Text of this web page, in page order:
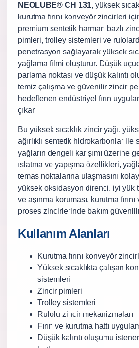
NEOLUBE® CH 131, yüksek
kurutma fırını konveyör zincirleri
premium sentetik harman bazlı
pimleri, trolley sistemleri ve
penetrasyon sağlayarak yüksek
yağlama filmi oluşturur. Düşük
parlama noktası ve düşük kalıntı
temiz çalışma ve güvenilir zincir
hedeflenen endüstriyel fırın
çıkar.
Bu yüksek sıcaklık zincir yağı,
ağırlıklı sentetik hidrokarbonlar ile
yağların dengeli karışımı üzerine
ıslatma ve yapışma özellikleri,
temas noktalarına ulaşmasını
yüksek oksidasyon direnci, iyi yük
ve aşınma koruması, kurutma
proses zincirlerinde bakım
Kullanım Alanları
Kurutma fırını konveyör
Yüksek sıcaklıkta çalışan
sistemleri
Zincir pimleri
Trolley sistemleri
Rulolu zincir mekanizmaları
Fırın ve kurutma hattı
Düşük kalıntı oluşumu